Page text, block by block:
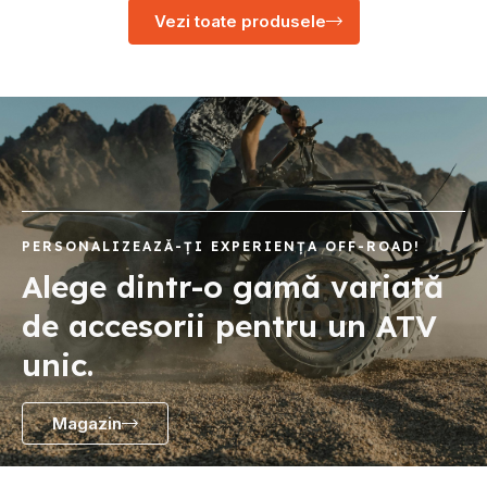
Vezi toate produsele
PERSONALIZEAZĂ-ȚI EXPERIENȚA OFF-ROAD!
Alege dintr-o gamă variată
de accesorii pentru un ATV
unic.
Magazin